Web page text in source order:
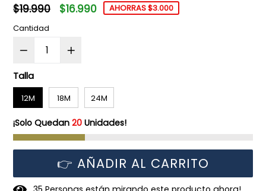
Precio
habitual
$19.990 $16.990
AHORRAS $3.000
Cantidad
Talla
12M 18M 24M
¡Solo Quedan 20 Unidades!
👉 AÑADIR AL CARRITO